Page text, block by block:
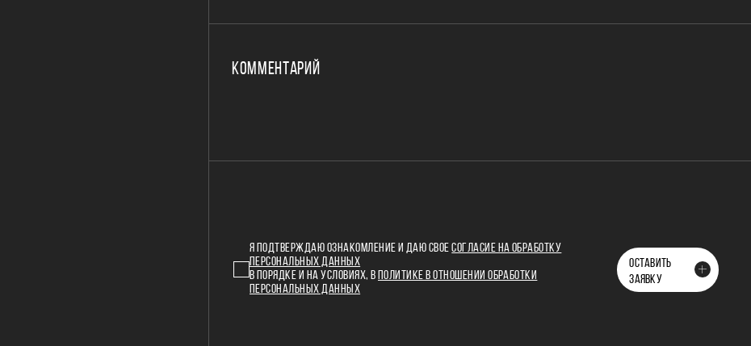
КОММЕНТАРИЙ
Я ПОДТВЕРЖДАЮ ОЗНАКОМЛЕНИЕ И ДАЮ СВОЕСОГЛАСИЕ НА ОБРАБОТКУ
ПЕРСОНАЛЬНЫХ ДАННЫХ
В ПОРЯДКЕ И НА УСЛОВИЯХ, В
ПОЛИТИКЕ В ОТНОШЕНИИ ОБРАБОТКИ
ПЕРСОНАЛЬНЫХ ДАННЫХ
ОСТАВИТЬ
ЗАЯВКУ